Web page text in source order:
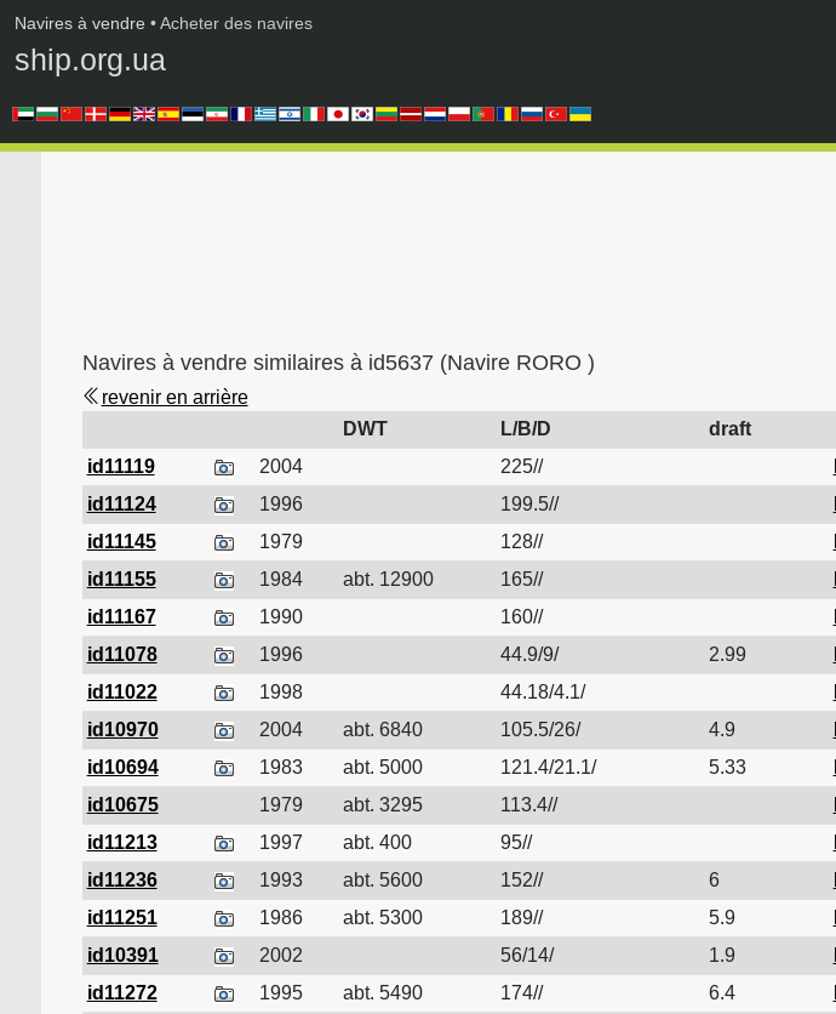
Navires à vendre • Acheter des navires
ship.org.ua
Navires à vendre similaires à id5637 (Navire RORO )
revenir en arrière
DWT
L/B/D draft
id11119
2004 225//
id11124
1996 199.5//
id11145
1979 128//
id11155
1984 abt. 12900 165//
id11167
1990 160//
id11078
1996 44.9/9/ 2.99
id11022
1998 44.18/4.1/
id10970
2004 abt. 6840 105.5/26/ 4.9
id10694
1983 abt. 5000 121.4/21.1/ 5.33
id10675
1979 abt. 3295 113.4//
id11213
1997 abt. 400 95//
id11236
1993 abt. 5600 152// 6
id11251
1986 abt. 5300 189// 5.9
id10391
2002 56/14/ 1.9
id11272
1995 abt. 5490 174// 6.4